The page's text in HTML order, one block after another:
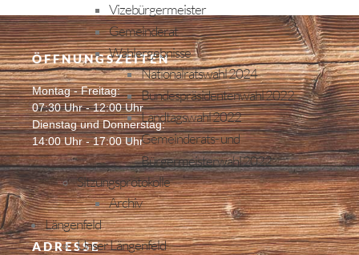
Vizebürgermeister
Gemeinderat
Wahlergebnisse
Nationalratswahl 2024
Bundespräsidentenwahl 2022
Landtagswahl 2022
Gemeinderats- und
Bürgermeisterwahl 2022
Sitzungsprotokolle
Archiv
Längenfeld
Unser Längenfeld
ÖFFNUNGSZEITEN
Montag - Freitag:
07:30 Uhr - 12:00 Uhr
Dienstag und Donnerstag:
14:00 Uhr - 17:00 Uhr
ADRESSE